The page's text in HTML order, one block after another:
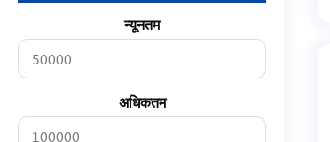
Media Online
Portal
न्यूनतम
अधिकतम